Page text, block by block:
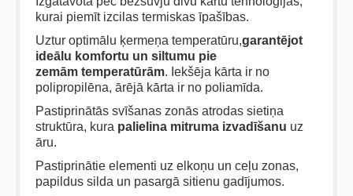
kurai piemīt izcilas termiskas īpašības.
Uztur optimālu ķermeņa temperatūru,garantējot
ideālu komfortu un siltumu pie
zemām temperatūrām. Iekšēja kārta ir no
polipropilēna, ārējā kārta ir no poliamīda.
Pastiprinātās svīšanas zonās atrodas sietiņa
struktūra, kura palielina mitruma izvadīšanu uz
āru.
Pastiprinātie elementi uz elkoņu un ceļu zonas,
papildus silda un pasargā sitienu gadījumos.